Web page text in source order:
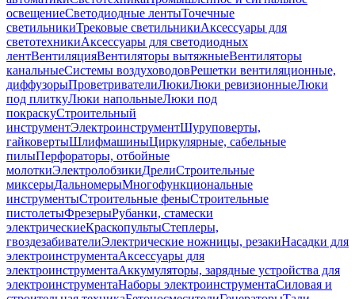
освещениеСветодиодные лентыТочечные
светильникиТрековые светильникиАксессуары для
светотехникиАксессуары для светодиодных
лентВентиляцияВентиляторы вытяжныеВентиляторы
канальныеСистемы воздуховодовРешетки вентиляционные,
диффузорыПроветривателиЛюкиЛюки ревизионныеЛюки
под плиткуЛюки напольныеЛюки под
покраскуСтроительный
инструментЭлектроинструментШуруповерты,
гайковертыШлифмашиныЦиркулярные, сабельные
пилыПерфораторы, отбойные
молоткиЭлектролобзикиДрелиСтроительные
миксерыДальномерыМногофункциональные
инструментыСтроительные феныСтроительные
пистолетыФрезерыРубанки, стамески
электрическиеКраскопультыСтеплеры,
гвоздезабивателиЭлектрические ножницы, резакиНасадки для
электроинструментаАксессуары для
электроинструментаАккумуляторы, зарядные устройства для
электроинструментаНаборы электроинструментаСиловая и